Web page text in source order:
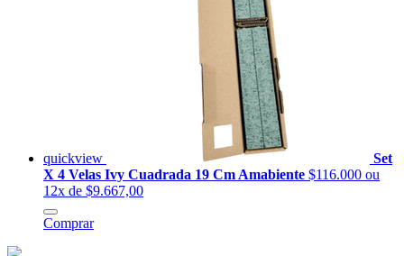
quickview
Set
X 4 Velas Ivy Cuadrada 19 Cm Amabiente $116.000 ou
12x de $9.667,00
Comprar